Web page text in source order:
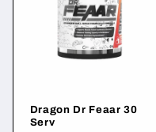
Dragon Dr Feaar 30
Serv